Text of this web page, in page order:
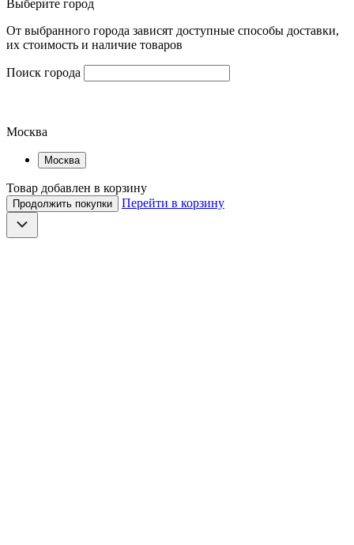
Выберите город
От выбранного города зависят доступные способы доставки,
их стоимость и наличие товаров
Поиск города
Москва
Москва
Товар добавлен в корзину
Продолжить покупки Перейти в корзину